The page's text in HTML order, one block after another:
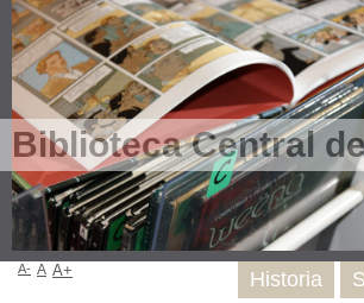
Biblioteca Central
Historia
A- A A+